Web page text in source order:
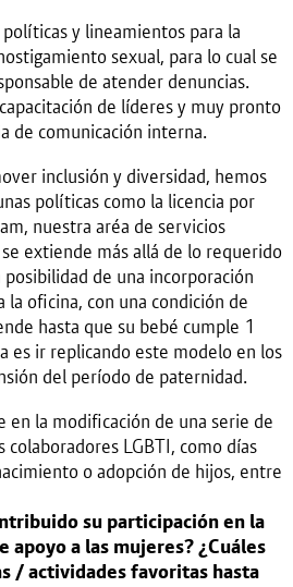
y lineamientos para la
sexual, para lo cual se
de atender denuncias.
de líderes y muy pronto
de comunicación interna.
inclusión y diversidad, hemos
políticas como la licencia por
nuestra aréa de servicios
extiende más allá de lo requerido
de una incorporación
la oficina, con una condición de
hasta que su bebé cumple 1
es ir replicando este modelo en los
del período de paternidad.
en la modificación de una serie de
LGBTI, como días
o adopción de hijos, entre
su participación en la
apoyo a las mujeres? ¿Cuáles
/ actividades favoritas hasta